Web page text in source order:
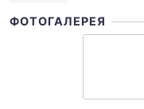
ФОТОГАЛЕРЕЯ